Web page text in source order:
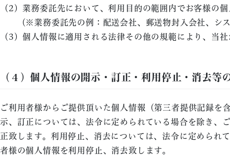
（2）業務委託先において、利用目的の範囲内でお客様の
（※業務委託先の例：配送会社、郵送物封入会社、シス
（3）個人情報に適用される法律その他の規範により、当
（４）個人情報の開示・訂正・利用停止・消去等
ご利用者様からご提供頂いた個人情報（第三者提供記録
示、訂正については、法令に定められている場合を除き、
正致します。利用停止、消去については、法令に定められ
者様の個人情報を利用停止、消去致します。